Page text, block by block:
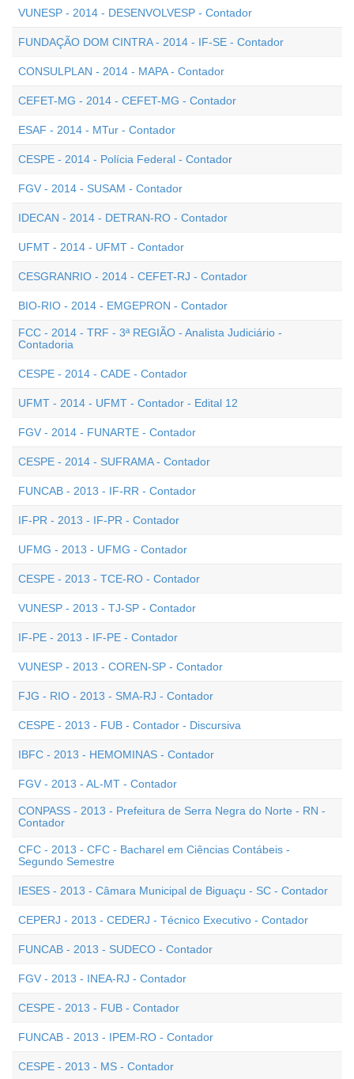
VUNESP - 2014 - DESENVOLVESP - Contador
FUNDAÇÃO DOM CINTRA - 2014 - IF-SE - Contador
CONSULPLAN - 2014 - MAPA - Contador
CEFET-MG - 2014 - CEFET-MG - Contador
ESAF - 2014 - MTur - Contador
CESPE - 2014 - Polícia Federal - Contador
FGV - 2014 - SUSAM - Contador
IDECAN - 2014 - DETRAN-RO - Contador
UFMT - 2014 - UFMT - Contador
CESGRANRIO - 2014 - CEFET-RJ - Contador
BIO-RIO - 2014 - EMGEPRON - Contador
FCC - 2014 - TRF - 3ª REGIÃO - Analista Judiciário -
Contadoria
CESPE - 2014 - CADE - Contador
UFMT - 2014 - UFMT - Contador - Edital 12
FGV - 2014 - FUNARTE - Contador
CESPE - 2014 - SUFRAMA - Contador
FUNCAB - 2013 - IF-RR - Contador
IF-PR - 2013 - IF-PR - Contador
UFMG - 2013 - UFMG - Contador
CESPE - 2013 - TCE-RO - Contador
VUNESP - 2013 - TJ-SP - Contador
IF-PE - 2013 - IF-PE - Contador
VUNESP - 2013 - COREN-SP - Contador
FJG - RIO - 2013 - SMA-RJ - Contador
CESPE - 2013 - FUB - Contador - Discursiva
IBFC - 2013 - HEMOMINAS - Contador
FGV - 2013 - AL-MT - Contador
CONPASS - 2013 - Prefeitura de Serra Negra do Norte - RN -
Contador
CFC - 2013 - CFC - Bacharel em Ciências Contábeis -
Segundo Semestre
IESES - 2013 - Câmara Municipal de Biguaçu - SC - Contador
CEPERJ - 2013 - CEDERJ - Técnico Executivo - Contador
FUNCAB - 2013 - SUDECO - Contador
FGV - 2013 - INEA-RJ - Contador
CESPE - 2013 - FUB - Contador
FUNCAB - 2013 - IPEM-RO - Contador
CESPE - 2013 - MS - Contador